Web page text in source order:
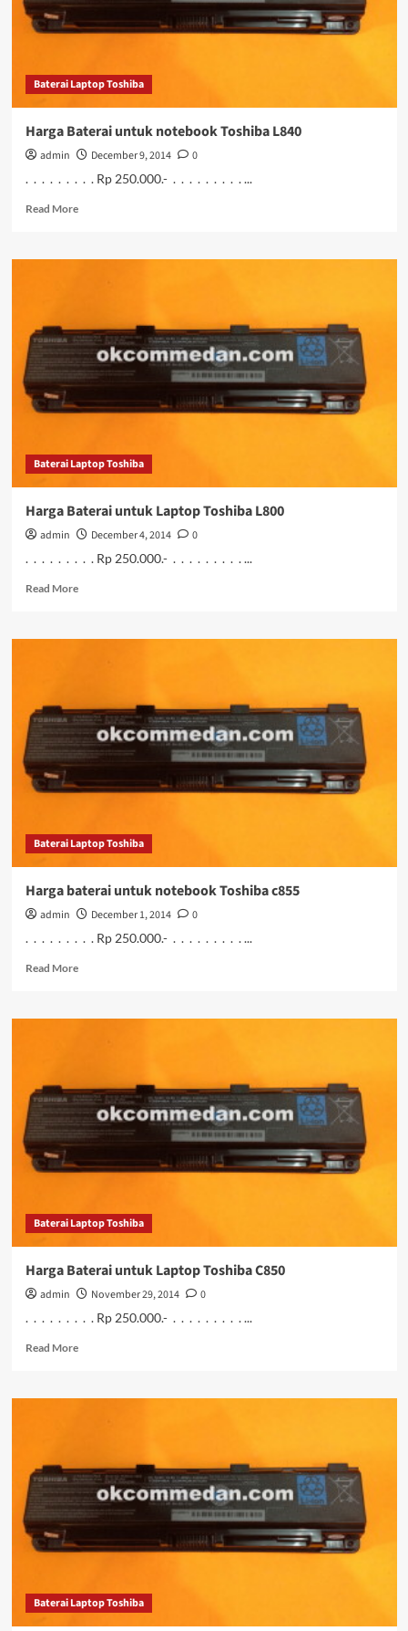
Baterai Laptop Toshiba
Harga Baterai untuk notebook Toshiba L840
admin December 9, 2014
0
. . . . . . . . . Rp 250.000.- . . . . . . . . . ...
Read MoreRead
Harga
Toshiba
L840
Baterai Laptop Toshiba
Harga Baterai untuk Laptop Toshiba L800
admin December 4, 2014
0
. . . . . . . . . Rp 250.000.- . . . . . . . . . ...
Read MoreRead
Harga
Toshiba
L800
Baterai Laptop Toshiba
Harga baterai untuk notebook Toshiba c855
admin December 1, 2014
0
. . . . . . . . . Rp 250.000.- . . . . . . . . . ...
Read MoreRead
Harga
Toshiba
c855
Baterai Laptop Toshiba
Harga Baterai untuk Laptop Toshiba C850
admin November 29, 2014
0
. . . . . . . . . Rp 250.000.- . . . . . . . . . ...
Read MoreRead
Harga
Toshiba
C850
Baterai Laptop Toshiba